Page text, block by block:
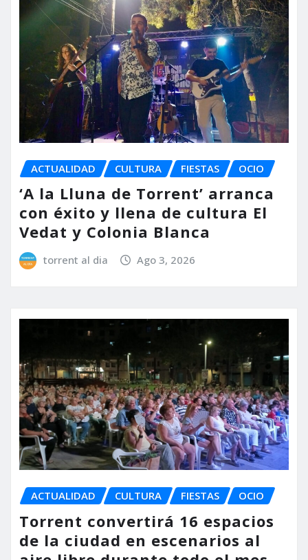
ACTUALIDAD CULTURA FIESTAS OCIO
‘A la Lluna de Torrent’ arranca
con éxito y llena de cultura El
Vedat y Colonia Blanca
torrent al dia Ago 3, 2026
ACTUALIDAD CULTURA FIESTAS OCIO
Torrent convertirá 16 espacios
de la ciudad en escenarios al